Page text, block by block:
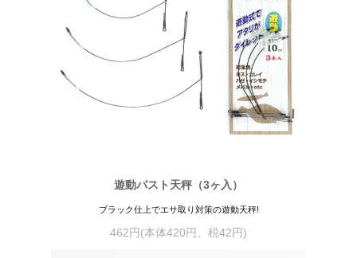
遊動パスト天秤（3ヶ入）
ブラック仕上でエサ取り対策の遊動天秤!
462円(本体420円、税42円)